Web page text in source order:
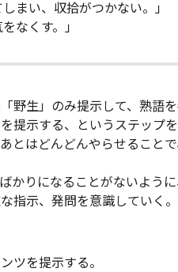
い、収拾がつかない。」
なくす。」
野生」のみ提示して、熟語
提示する、というステップを
とはどんどんやらせること
かりになることがないよう
指示、発問を意識していく。
ツを提示する。